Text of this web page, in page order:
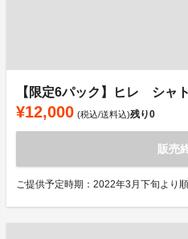
【限定6パック】ヒレ シャ
¥12,000 (税込/送料込)残り0
販売
ご提供予定時期：2022年3月下旬より